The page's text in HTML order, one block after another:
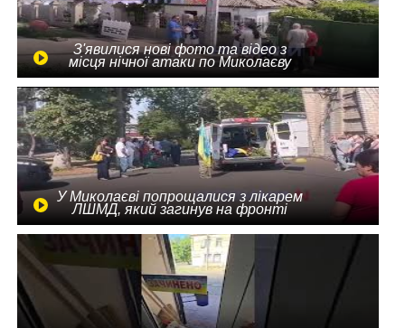
З'явилися нові фото та відео з
місця нічної атаки по Миколаєву
У Миколаєві попрощалися з лікарем
ЛШМД, який загинув на фронті